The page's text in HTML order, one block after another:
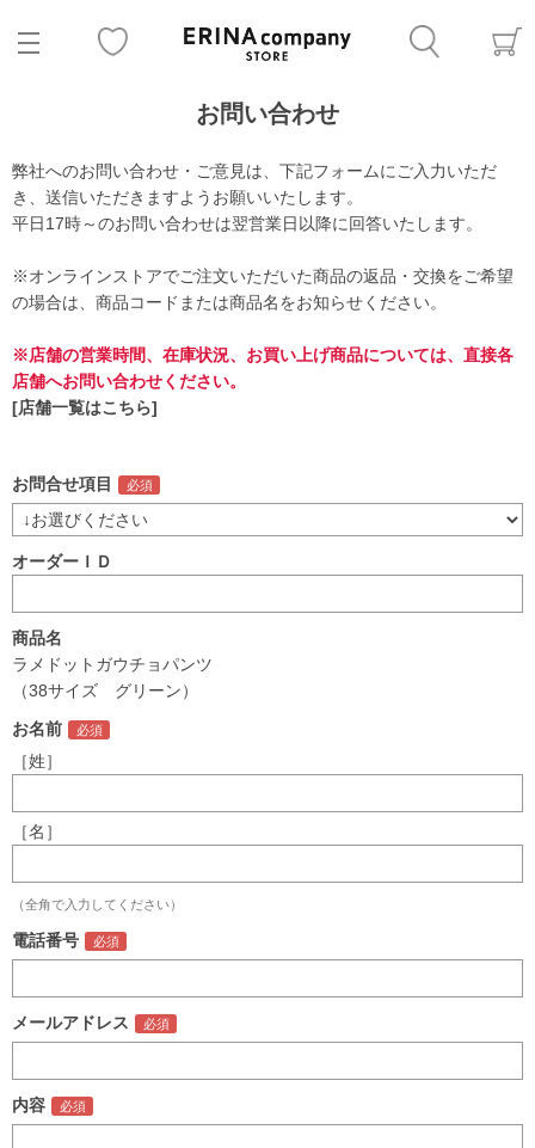
お問い合わせ
弊社へのお問い合わせ・ご意見は、下記フォームにご入力いただ
き、送信いただきますようお願いいたします。
平日17時～のお問い合わせは翌営業日以降に回答いたします。
※オンラインストアでご注文いただいた商品の返品・交換をご希望
の場合は、商品コードまたは商品名をお知らせください。
※店舗の営業時間、在庫状況、お買い上げ商品については、直接各
店舗へお問い合わせください。
[店舗一覧はこちら]
お問合せ項目
オーダーＩＤ
商品名
ラメドットガウチョパンツ
（38サイズ グリーン）
お名前
［姓］
［名］
（全角で入力してください）
電話番号
メールアドレス
内容